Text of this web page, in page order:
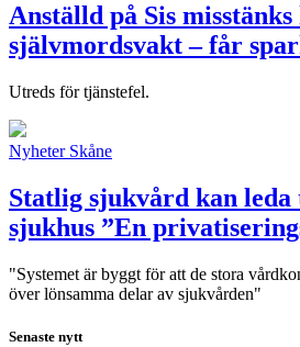
Anställd på Sis
självmordsvakt – får
Utreds för tjänstefel.
Nyheter Skåne
Statlig sjukvård kan
sjukhus ”En
"Systemet är byggt för att de stora
över lönsamma delar av sjukvården"
Senaste nytt